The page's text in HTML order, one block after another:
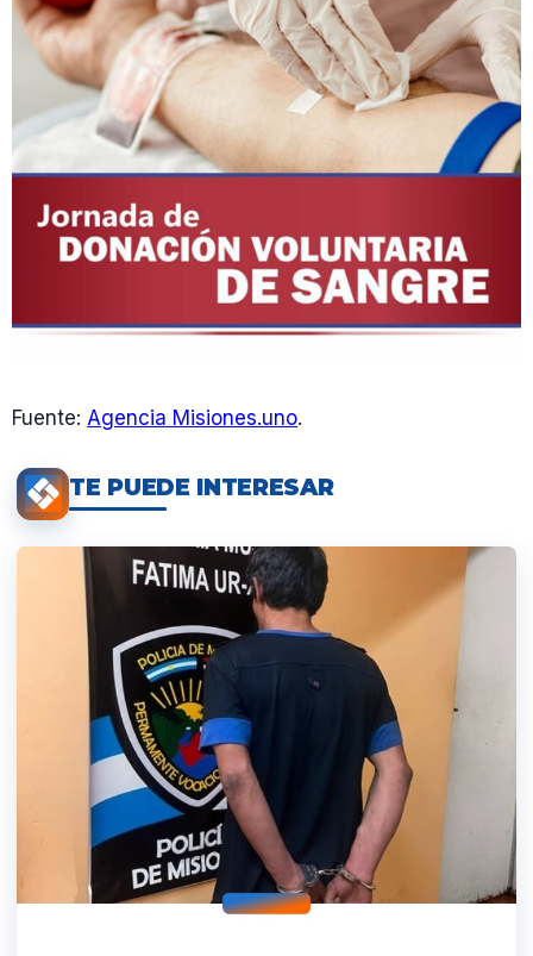
Fuente: Agencia Misiones.uno.
TE PUEDE INTERESAR